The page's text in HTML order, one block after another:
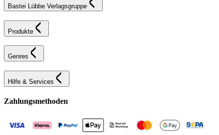
Bastei Lübbe Verlagsgruppe
Produkte
Genres
Hilfe & Services
Zahlungsmethoden